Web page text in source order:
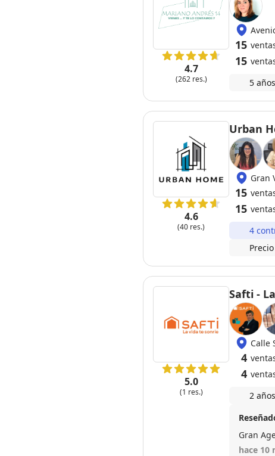
4.7
(262 res.)
15
15
5
4.6
(40 res.)
Urban
Gran
15
15
4
5.0
(1 res.)
Safti -
Calle
4
4
2
hace 10